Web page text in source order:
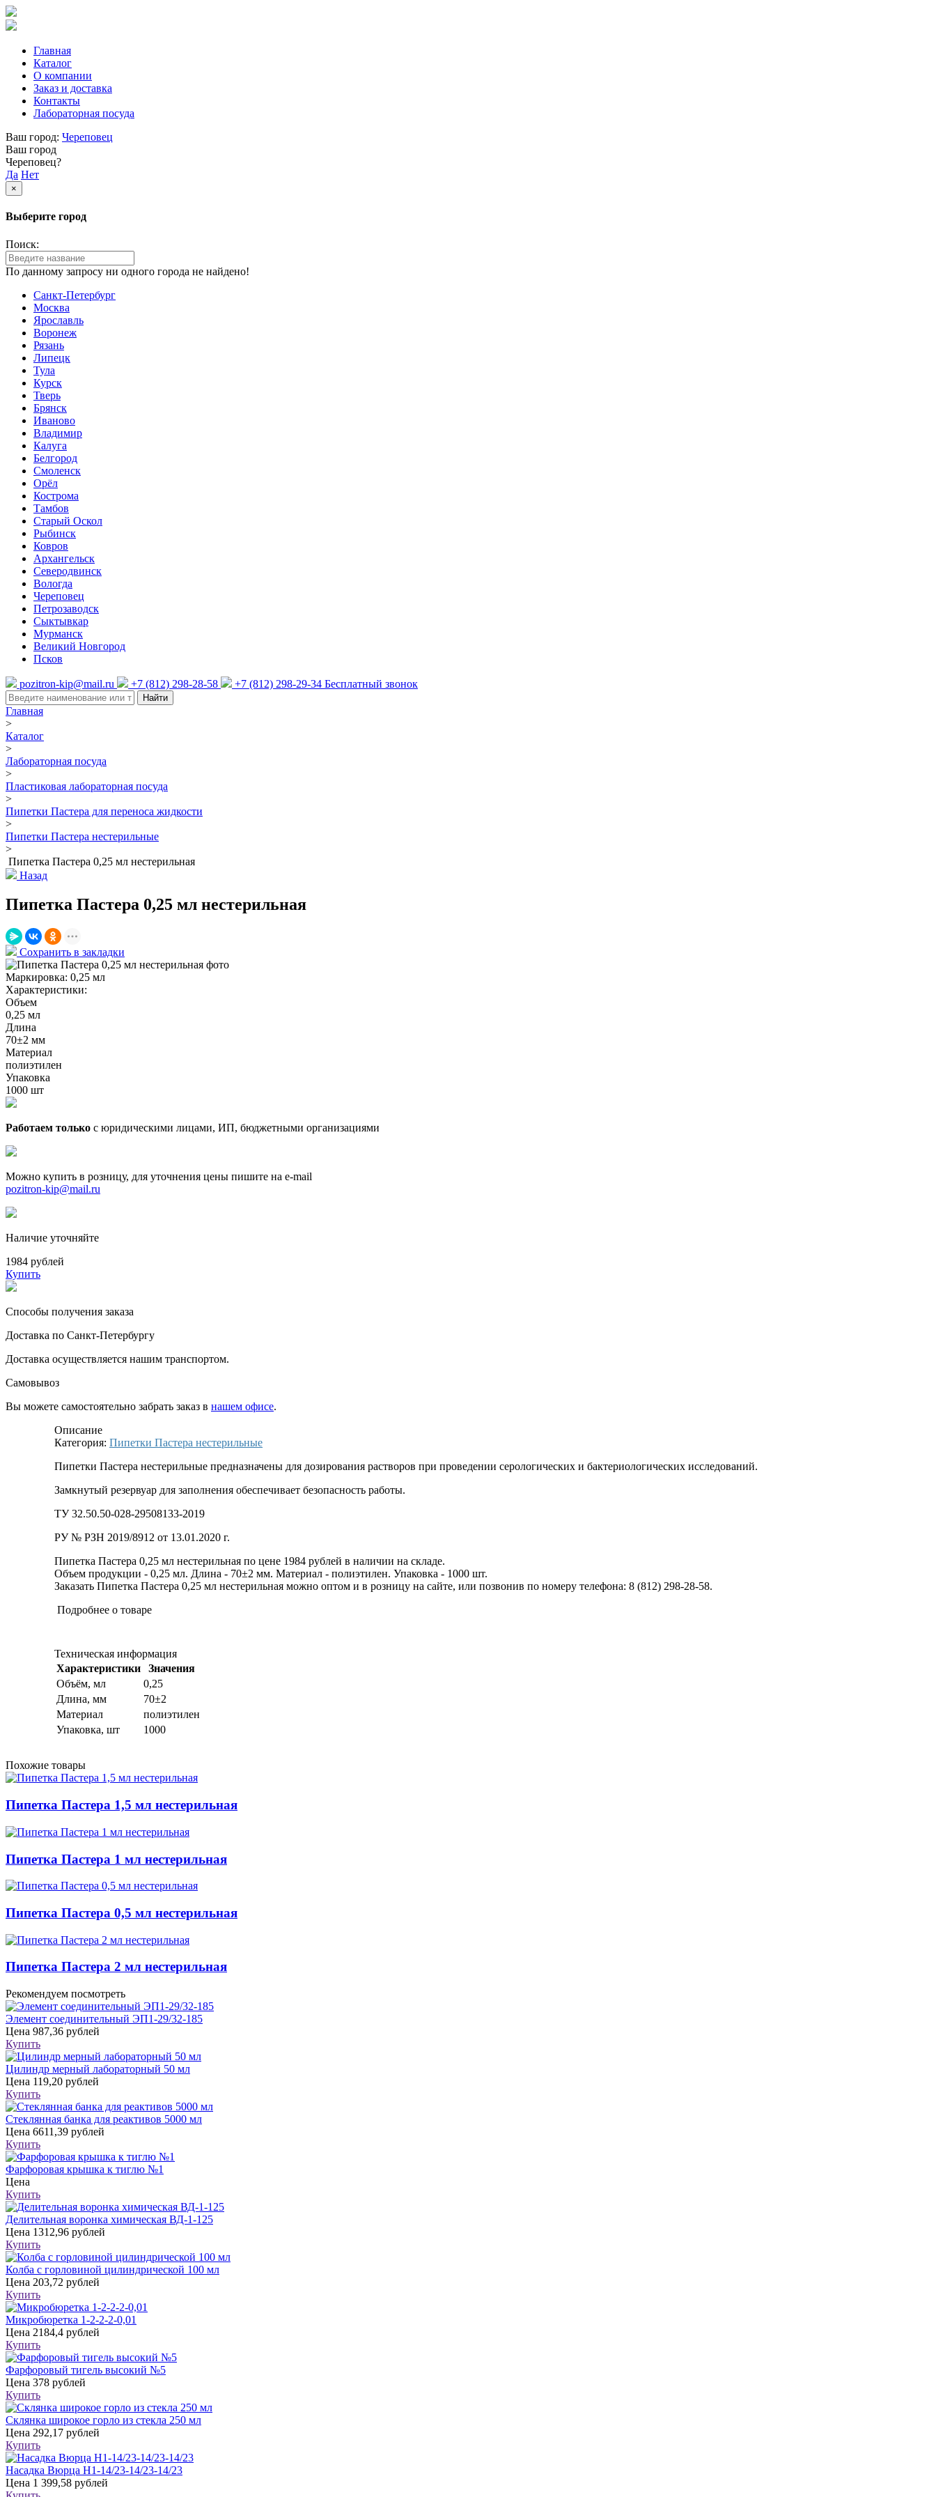
Главная
Каталог
О компании
Заказ и доставка
Контакты
Лабораторная посуда
Ваш город: Череповец
Ваш город
Череповец?
Да Нет
×
Выберите город
Поиск:
По данному запросу ни одного города не найдено!
Санкт-Петербург
Москва
Ярославль
Воронеж
Рязань
Липецк
Тула
Курск
Тверь
Брянск
Иваново
Владимир
Калуга
Белгород
Смоленск
Орёл
Кострома
Тамбов
Старый Оскол
Рыбинск
Ковров
Архангельск
Северодвинск
Вологда
Череповец
Петрозаводск
Сыктывкар
Мурманск
Великий Новгород
Псков
pozitron-kip@mail.ru +7 (812) 298-28-58 +7 (812) 298-29-34 Бесплатный звонок
Найти
Главная
>
Каталог
>
Лабораторная посуда
>
Пластиковая лабораторная посуда
>
Пипетки Пастера для переноса жидкости
>
Пипетки Пастера нестерильные
>
Пипетка Пастера 0,25 мл нестерильная
Назад
Пипетка Пастера 0,25 мл нестерильная
Сохранить в закладки
Маркировка: 0,25 мл
Характеристики:
Объем
0,25 мл
Длина
70±2 мм
Материал
полиэтилен
Упаковка
1000 шт
Работаем только с юридическими лицами, ИП, бюджетными организациями
Можно купить в розницу, для уточнения цены пишите на e-mail
pozitron-kip@mail.ru
Наличие уточняйте
1984 рублей
Купить
Способы получения заказа
Доставка по Санкт-Петербургу
Доставка осуществляется нашим транспортом.
Самовывоз
Вы можете самостоятельно забрать заказ в нашем офисе.
Описание
Категория: Пипетки Пастера нестерильные
Пипетки Пастера нестерильные предназначены для дозирования растворов при проведении серологических и бактериологических исследований.
Замкнутый резервуар для заполнения обеспечивает безопасность работы.
ТУ 32.50.50-028-29508133-2019
РУ № РЗН 2019/8912 от 13.01.2020 г.
Пипетка Пастера 0,25 мл нестерильная по цене 1984 рублей в наличии на складе.
Объем продукции - 0,25 мл. Длина - 70±2 мм. Материал - полиэтилен. Упаковка - 1000 шт.
Заказать Пипетка Пастера 0,25 мл нестерильная можно оптом и в розницу на сайте, или позвонив по номеру телефона: 8 (812) 298-28-58.
Подробнее о товаре
Техническая информация
Характеристики
Значения
Объём, мл
0,25
Длина, мм
70±2
Материал
полиэтилен
Упаковка, шт
1000
Похожие товары
Пипетка Пастера 1,5 мл нестерильная
Пипетка Пастера 1 мл нестерильная
Пипетка Пастера 0,5 мл нестерильная
Пипетка Пастера 2 мл нестерильная
Рекомендуем посмотреть
Элемент соединительный ЭП1-29/32-185
Цена 987,36 рублей
Купить
Цилиндр мерный лабораторный 50 мл
Цена 119,20 рублей
Купить
Стеклянная банка для реактивов 5000 мл
Цена 6611,39 рублей
Купить
Фарфоровая крышка к тиглю №1
Цена
Купить
Делительная воронка химическая ВД-1-125
Цена 1312,96 рублей
Купить
Колба с горловиной цилиндрической 100 мл
Цена 203,72 рублей
Купить
Микробюретка 1-2-2-2-0,01
Цена 2184,4 рублей
Купить
Фарфоровый тигель высокий №5
Цена 378 рублей
Купить
Склянка широкое горло из стекла 250 мл
Цена 292,17 рублей
Купить
Насадка Вюрца Н1-14/23-14/23-14/23
Цена 1 399,58 рублей